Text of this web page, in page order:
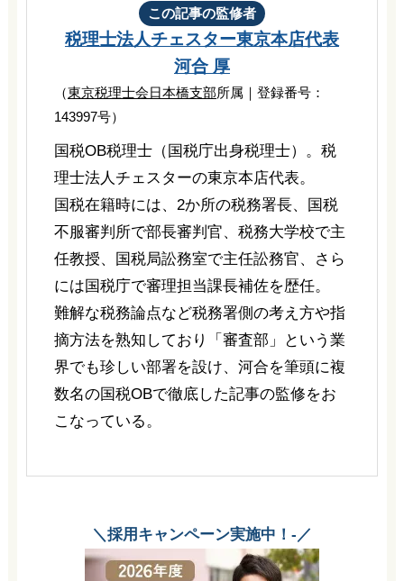
この記事の監修者
税理士法人チェスター東京本店代表
河合 厚
（東京税理士会日本橋支部所属｜登録番号：
143997号）
国税OB税理士（国税庁出身税理士）。税
理士法人チェスターの東京本店代表。
国税在籍時には、2か所の税務署長、国税
不服審判所で部長審判官、税務大学校で主
任教授、国税局訟務室で主任訟務官、さら
には国税庁で審理担当課長補佐を歴任。
難解な税務論点など税務署側の考え方や指
摘方法を熟知しており「審査部」という業
界でも珍しい部署を設け、河合を筆頭に複
数名の国税OBで徹底した記事の監修をお
こなっている。
＼採用キャンペーン実施中！-／